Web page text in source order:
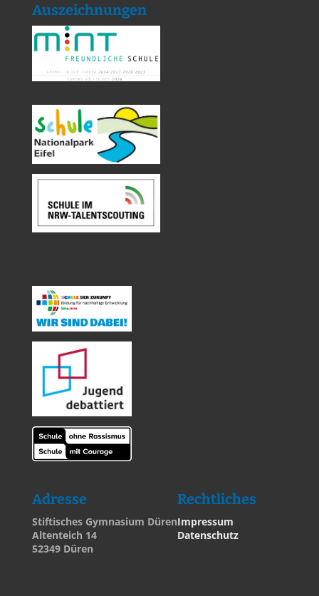
Auszeichnungen
Adresse
Stiftisches Gymnasium Düren
Altenteich 14
52349 Düren
Rechtliches
Impressum
Datenschutz